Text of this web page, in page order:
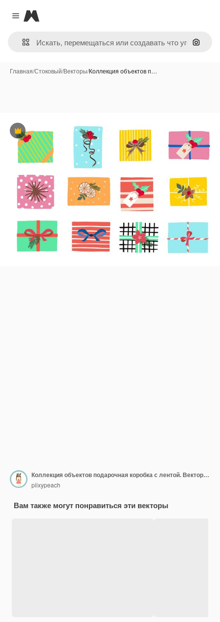
Close menu
Magnific
Поиск
Главная/Стоковый/Векторы/Коллекция объектов п…
Премиум
Коллекция объектов подарочная коробка с лентой. Векторная иллюстрация для значка, стикер, для печати. Редактируемый элемент
piixypeach
Вам также могут понравиться эти векторы